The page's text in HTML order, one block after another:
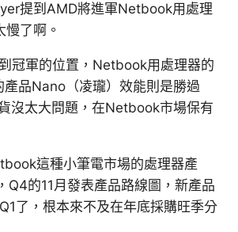
提到AMD將進軍Netbook用處理
了啊。
冠軍的位置，Netbook用處理器的
品Nano（凌瓏）效能則是勝過
沒太大問題，在Netbook市場保有
這種小筆電市場的處理器產
的11月發表產品路線圖，新產品
了，根本來不及在年底採購旺季分